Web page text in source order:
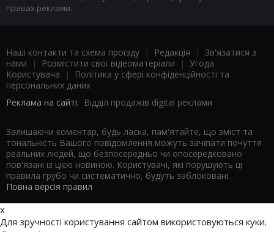
правах реклами.
Наші контакти та схема проїзду | Редакція | Зв'язатися з
нами | Розмістити свої відеоматеріали | Угода
Користувача |
Політика у сфері конфіденційності та
персональних даних
Реклама на сайті: Відділ продажів digital реклами
Залишаючи коментар, будь ласка, пам'ятайте, що зміст та
тональність Вашого повідомлення можуть зачіпати почуття
реальних людей, що безпосередньо чи опосередковано
пов'язані із цією новиною. Користувачі, які порушують ці
правила грубо чи систематично, будуть заблоковані.
Повна версія правил
x
Для зручності користування сайтом використовуються куки.